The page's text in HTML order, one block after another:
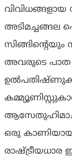
അടിമച്ചങ്ങല
അവരുടെ പാത
ഒരു